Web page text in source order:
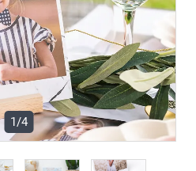
1/4